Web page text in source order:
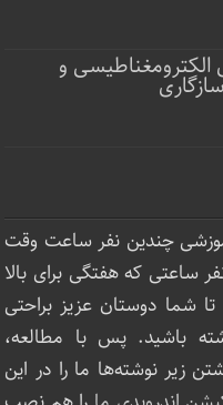
الکترومغناطیسی و
چندین نفر ساعت‌ وقت
ساعتی که هفتگی برای بالا
شما دوستان عزیز براحتی
باشید. پس با مطالعه،
زیر نوشته‌‌ها ما را در این